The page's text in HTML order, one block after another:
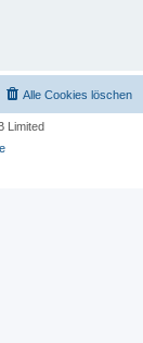
Alle Cookies löschen
Limited